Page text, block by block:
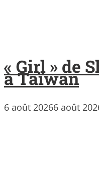
« Girl » de
à Taïwan
6 août 20266 août